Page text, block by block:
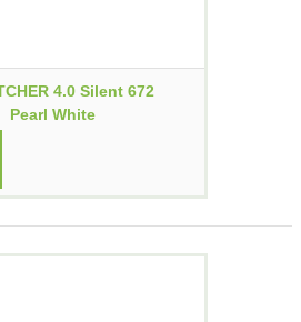
4.0 Silent 672
Pearl White